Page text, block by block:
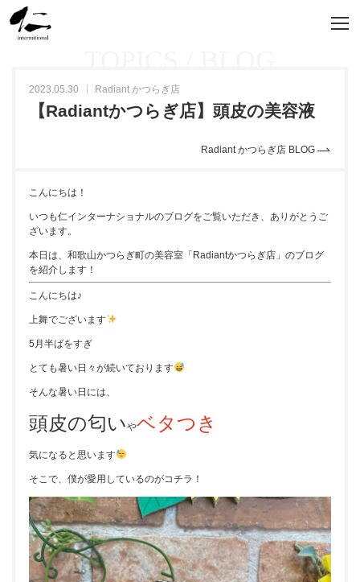
2023.05.30 Radiant かつらぎ店
【Radiantかつらぎ店】頭皮の美容液
Radiant かつらぎ店 BLOG
こんにちは！
いつも仁インターナショナルのブログをご覧いただき、ありがとうご
ざいます。
本日は、和歌山かつらぎ町の美容室「Radiantかつらぎ店」のブログ
を紹介します！
こんにちは♪
上舞でございます
5月半ばをすぎ
とても暑い日々が続いております
そんな暑い日には、
頭皮の匂いやベタつき
気になると思います
そこで、僕が愛用しているのがコチラ！